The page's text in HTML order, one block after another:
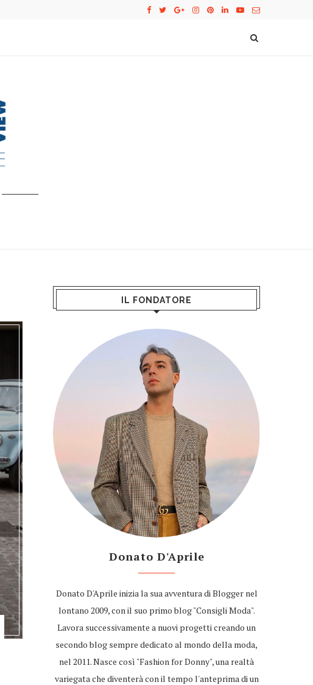
IL FONDATORE
Donato D'Aprile
Donato D'Aprile inizia la sua avventura di Blogger nel
lontano 2009, con il suo primo blog "Consigli Moda".
Lavora successivamente a nuovi progetti creando un
secondo blog sempre dedicato al mondo della moda,
nel 2011. Nasce così "Fashion for Donny", una realtà
variegata che diventerà con il tempo l'anteprima di un